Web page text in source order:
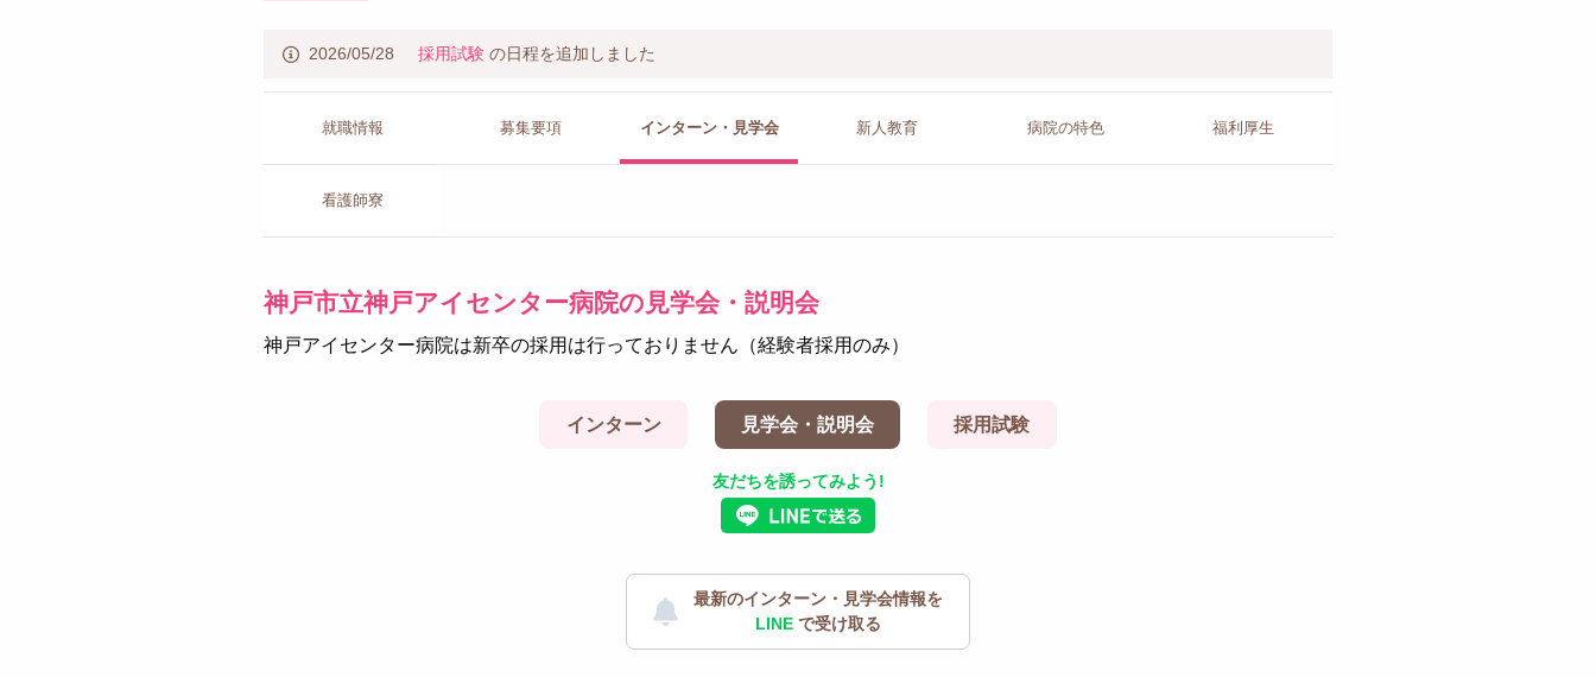
2026/05/28 採用試験 の日程を追加しました
就職情報 募集要項 インターン・見学会 新人教育 病院の特色 福利厚生
看護師寮
神戸市立神戸アイセンター病院の見学会・説明会
神戸アイセンター病院は新卒の採用は行っておりません（経験者採用のみ）
インターン 見学会・説明会 採用試験
友だちを誘ってみよう!
最新のインターン・見学会情報を
LINE で受け取る